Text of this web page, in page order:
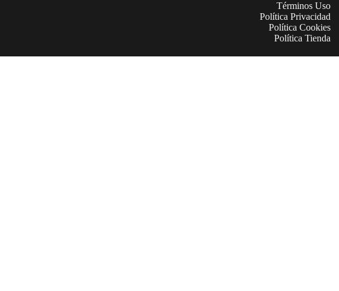
Términos Uso
Política Privacidad
Política Cookies
Política Tienda